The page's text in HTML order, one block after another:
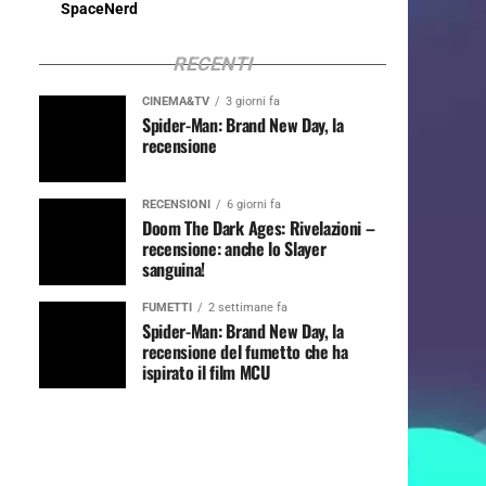
SpaceNerd
RECENTI
CINEMA&TV 3 giorni fa
Spider-Man: Brand New Day, la
recensione
RECENSIONI 6 giorni fa
Doom The Dark Ages: Rivelazioni –
recensione: anche lo Slayer
sanguina!
FUMETTI 2 settimane fa
Spider-Man: Brand New Day, la
recensione del fumetto che ha
ispirato il film MCU